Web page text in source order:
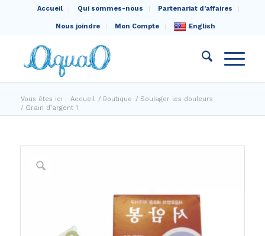
Accueil Qui sommes-nous Partenariat d’affaires
Nous joindre Mon Compte English
Vous êtes ici : Accueil / Boutique / Soulager les douleurs
/ Grain d’argent 1